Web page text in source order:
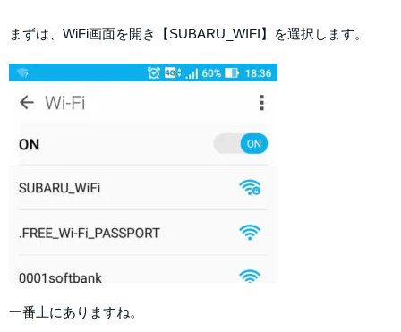
まずは、WiFi画面を開き【SUBARU_WIFI】を選択します。
一番上にありますね。